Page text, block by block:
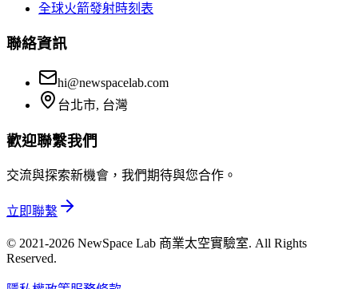
全球火箭發射時刻表
聯絡資訊
hi@newspacelab.com
台北市, 台灣
歡迎聯繫我們
交流與探索新機會，我們期待與您合作。
立即聯繫
© 2021-2026 NewSpace Lab 商業太空實驗室. All Rights
Reserved.